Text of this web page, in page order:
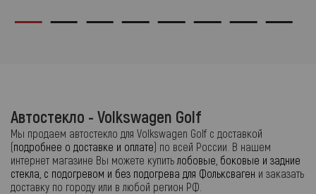
Автостекло - Volkswagen Golf
Мы продаем автостекло для Volkswagen Golf с доставкой
(подробнее о доставке и оплате) по всей России. В нашем
интернет магазине Вы можете купить лобовые, боковые и задние
стекла, с подогревом и без подогрева для Фольксваген и заказать
доставку по городу или в любой регион РФ.